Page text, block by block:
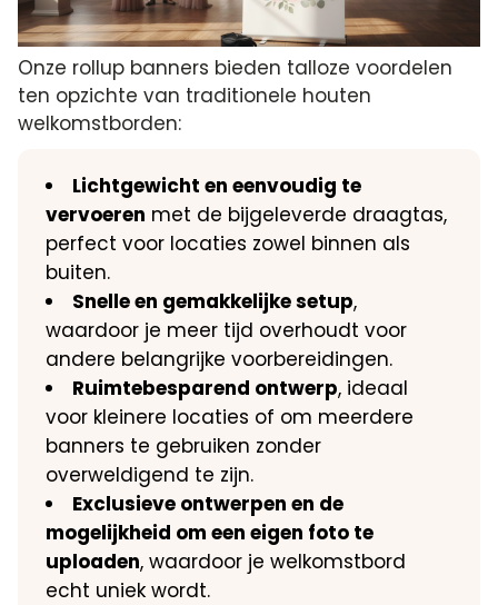
Onze rollup banners bieden talloze voordelen
ten opzichte van traditionele houten
welkomstborden:
Lichtgewicht en eenvoudig te
vervoeren met de bijgeleverde draagtas,
perfect voor locaties zowel binnen als
buiten.
Snelle en gemakkelijke setup,
waardoor je meer tijd overhoudt voor
andere belangrijke voorbereidingen.
Ruimtebesparend ontwerp, ideaal
voor kleinere locaties of om meerdere
banners te gebruiken zonder
overweldigend te zijn.
Exclusieve ontwerpen en de
mogelijkheid om een eigen foto te
uploaden, waardoor je welkomstbord
echt uniek wordt.